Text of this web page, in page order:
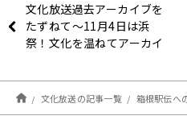
文化放送過去アーカイブを
たずねて～11月4日は浜
祭！文化を温ねてアーカイ
文化放送の記事一覧 箱根駅伝への